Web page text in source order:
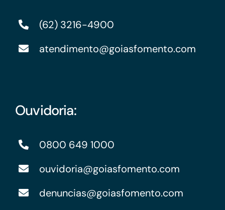
(62) 3216-4900
atendimento@goiasfomento.com
Ouvidoria:
0800 649 1000
ouvidoria@goiasfomento.com
denuncias@goiasfomento.com